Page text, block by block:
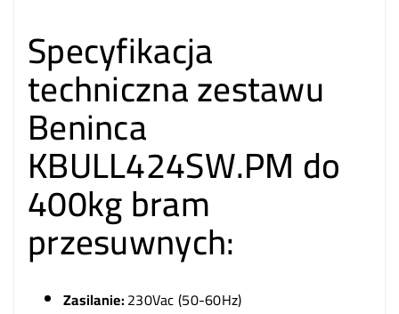
Specyfikacja
techniczna zestawu
Beninca
KBULL424SW.PM do
400kg bram
przesuwnych:
Zasilanie:230Vac (50-60Hz)